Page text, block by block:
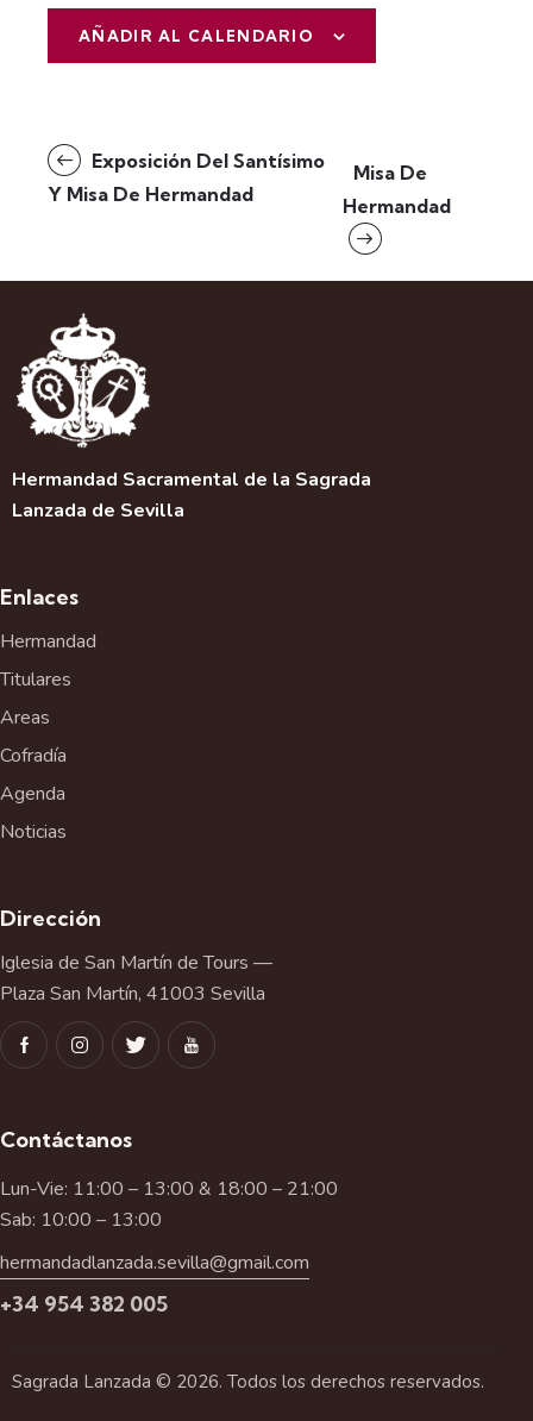
AÑADIR AL CALENDARIO
N
a
c
i
ó
n
d
e
l
n
t
o
Exposición Del Santísimo
Y Misa De Hermandad
Misa De
Hermandad
Hermandad Sacramental de la Sagrada
Lanzada de Sevilla
Enlaces
Hermandad
Titulares
Areas
Cofradía
Agenda
Noticias
Dirección
Iglesia de San Martín de Tours —
Plaza San Martín, 41003 Sevilla
Contáctanos
Lun-Vie: 11:00 – 13:00 & 18:00 – 21:00
Sab: 10:00 – 13:00
hermandadlanzada.sevilla@gmail.com
+34 954 382 005
Sagrada Lanzada © 2026. Todos los derechos reservados.